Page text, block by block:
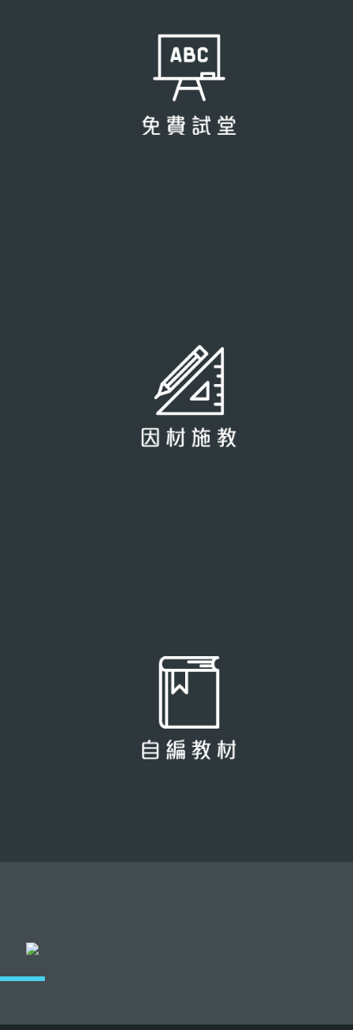
夠的互動，遇上問題時，亦可以得到老師詳盡的解答。
適合自己。導師亦會在課堂期間進行一個簡單的評估，測試學
生的基礎及能力，並訂立未來的教學方向。
在試堂/評估後，導師會向家長解釋評估內容及教學方案，導師
亦會根據學生實際的學習進度，適時調整教學計劃。
卷」、「模擬試卷」及「暑期卷」，保證能滿足學生在不同時